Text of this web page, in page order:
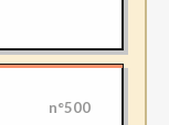
n°500